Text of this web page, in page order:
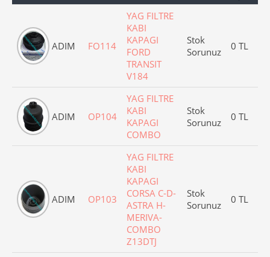
ADIM FO114
YAG FILTRE
KABI
KAPAGI
FORD
TRANSIT
V184
Stok
Sorunuz
0 TL
ADIM OP104
YAG FILTRE
KABI
KAPAGI
COMBO
Stok
Sorunuz
0 TL
ADIM OP103
YAG FILTRE
KABI
KAPAGI
CORSA C-D-
ASTRA H-
MERIVA-
COMBO
Z13DTJ
Stok
Sorunuz
0 TL